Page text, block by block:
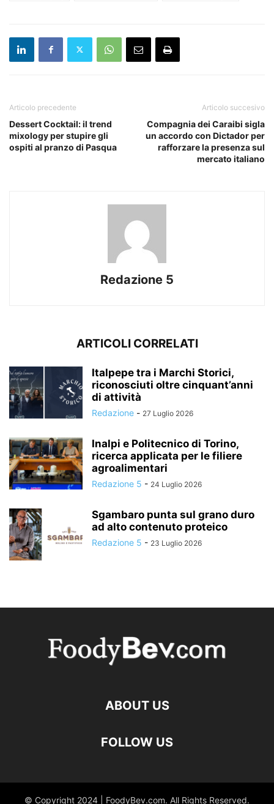
Articolo precedente
Dessert Cocktail: il trend
mixology per stupire gli
ospiti al pranzo di Pasqua
Articolo succesivo
Compagnia dei Caraibi sigla
un accordo con Dictador per
rafforzare la presenza sul
mercato italiano
Redazione 5
ARTICOLI CORRELATI
Italpepe tra i Marchi Storici,
riconosciuti oltre cinquant’anni
di attività
Redazione - 27 Luglio 2026
Inalpi e Politecnico di Torino,
ricerca applicata per le filiere
agroalimentari
Redazione 5 - 24 Luglio 2026
Sgambaro punta sul grano duro
ad alto contenuto proteico
Redazione 5 - 23 Luglio 2026
ABOUT US
FOLLOW US
© Copyright 2024 | FoodyBev.com. All Rights Reserved.